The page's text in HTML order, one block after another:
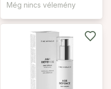
Még nincs vélemény